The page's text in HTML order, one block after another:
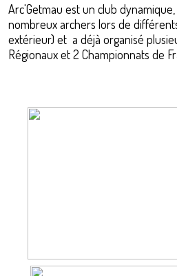
Arc'Getmau est un club
nombreux archers lors de
extérieur) et a déjà organisé
Régionaux et 2 Championnats de